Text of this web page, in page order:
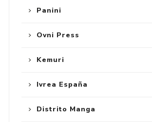
Panini
Ovni Press
Kemuri
Ivrea España
Distrito Manga